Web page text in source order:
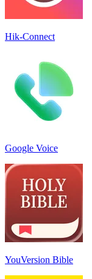
Hik-Connect
Google Voice
YouVersion Bible